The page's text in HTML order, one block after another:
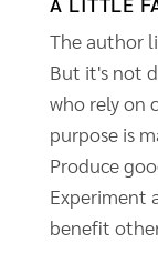
The author
But it's not
who rely on
purpose is
Produce
Experiment
benefit